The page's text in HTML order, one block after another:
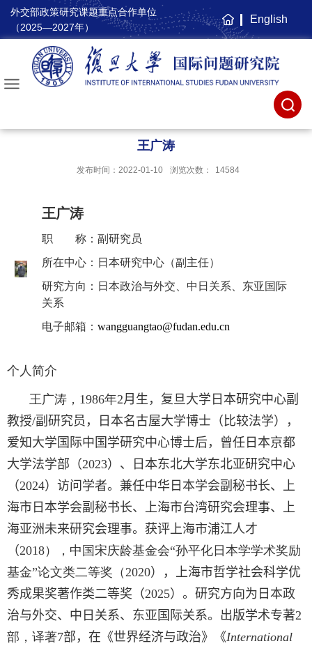
外交部政策研究课题重点合作单位
（2025—2027年）
主
页
English
王广涛
发布时间：2022-01-10 浏览次数： 14584
王广涛
职 称 ：副研究员
所在中心 ：日本研究中心（副主任）
研究方向 ：日本政治与外交、中日关系、东亚国际
关系
电子邮箱 ： wangguangtao@fudan.edu.cn
个人简介
王广涛， 1986年2月生，复旦大学日本研究中心副
教授/副研究员， 日本名古屋大学博士（比较法学）
，
爱知大学国际中国学研究中心博士后，曾任日本京都
大学法学部（2023）、日本东北大学东北亚研究中心
（2024）访问学者。兼任中华日本学会副秘书长、上
海市日本学会副秘书长、上海市台湾研究会理事、上
海亚洲未来研究会理事。 获评 上海市浦江人才
（2018），中国宋庆龄基金会“孙平化日本学学术奖励
基金”论文类二等奖（ 2020） ，
上海市哲学社会科学优
秀成果奖著作类二等奖（2025） 。研究方向为日本政
治与外交、中日关系、东亚国际关系。出版学术专著2
部，译著7部，在《世界经济与政治》 《International